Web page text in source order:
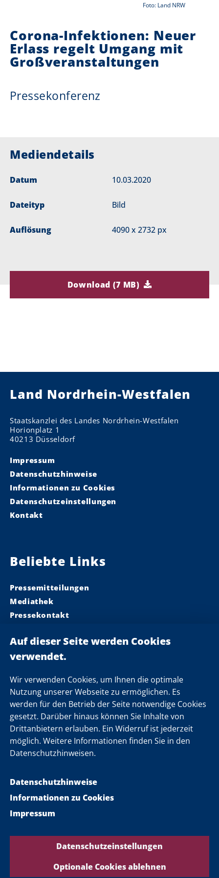
Wir verwenden Cookies, um Ihnen die optimale
Nutzung unserer Webseite zu ermöglichen. Es
werden für den Betrieb der Seite notwendige Cookies
gesetzt. Darüber hinaus können Sie Inhalte von
Drittanbietern erlauben. Ein Widerruf ist jederzeit
möglich. Weitere Informationen finden Sie in den
Datenschutzhinweisen.
Datenschutzhinweise
Impressum
Informationen zu Cookies
Datenschutzeinstellungen
Optionale Cookies ablehnen
e
r
Foto: Land NRW
Corona-Infektionen: Neuer
Erlass regelt Umgang mit
Großveranstaltungen
Pressekonferenz
Mediendetails
Datum 10.03.2020
Dateityp Bild
Auflösung 4090 x 2732 px
Download (7 MB)
Land Nordrhein-Westfalen
Staatskanzlei des Landes Nordrhein-Westfalen
Horionplatz 1
40213 Düsseldorf
Impressum
Datenschutzhinweise
Informationen zu Cookies
Datenschutzeinstellungen
Kontakt
Beliebte Links
Pressemitteilungen
Mediathek
Pressekontakt
Landeskabinett
Einsamkeit
Folgen Sie uns